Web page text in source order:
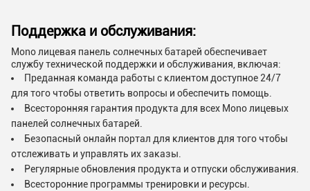
Поддержка и обслуживания:
Mono лицевая панель солнечных батарей обеспечивает
службу технической поддержки и обслуживания, включая:
Преданная команда работы с клиентом доступное 24/7
для того чтобы ответить вопросы и обеспечить помощь.
Всесторонняя гарантия продукта для всех Mono лицевых
панелей солнечных батарей.
Безопасный онлайн портал для клиентов для того чтобы
отслеживать и управлять их заказы.
Регулярные обновления продукта и отпуски обслуживания.
Всесторонние программы тренировки и ресурсы.